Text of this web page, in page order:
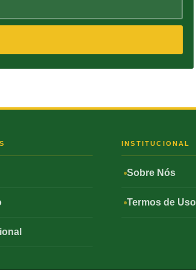
INSTITUCIONAL
Sobre Nós
Termos de Uso